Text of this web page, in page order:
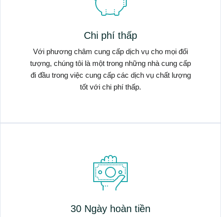
Chi phí thấp
Với phương châm cung cấp dịch vụ cho mọi đối
tượng, chúng tôi là một trong những nhà cung cấp
đi đầu trong việc cung cấp các dịch vụ chất lượng
tốt với chi phí thấp.
30 Ngày hoàn tiền